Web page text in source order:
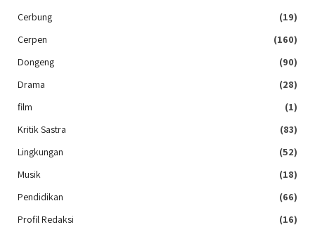
Cerbung
(19)
Cerpen
(160)
Dongeng
(90)
Drama
(28)
film
(1)
Kritik Sastra
(83)
Lingkungan
(52)
Musik
(18)
Pendidikan
(66)
Profil Redaksi
(16)